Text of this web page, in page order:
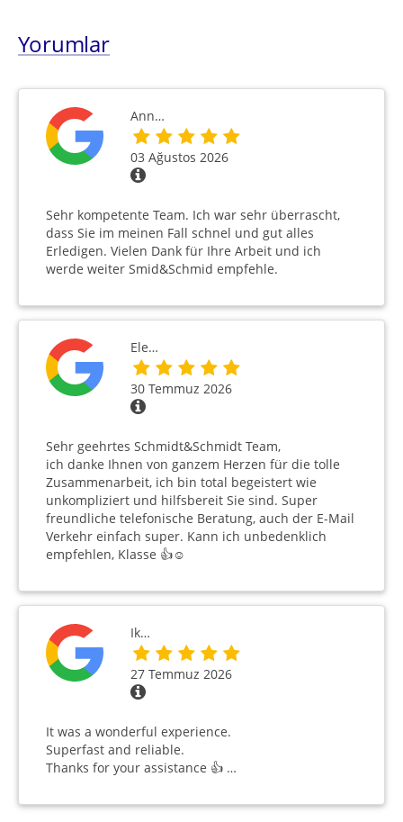
Yorumlar
Ann…
03 Ağustos 2026
Sehr kompetente Team. Ich war sehr überrascht,
dass Sie im meinen Fall schnel und gut alles
Erledigen. Vielen Dank für Ihre Arbeit und ich
werde weiter Smid&Schmid empfehle.
Ele…
30 Temmuz 2026
Sehr geehrtes Schmidt&Schmidt Team,
ich danke Ihnen von ganzem Herzen für die tolle
Zusammenarbeit, ich bin total begeistert wie
unkompliziert und hilfsbereit Sie sind. Super
freundliche telefonische Beratung, auch der E-Mail
Verkehr einfach super. Kann ich unbedenklich
empfehlen, Klasse 👍☺️
Ik…
27 Temmuz 2026
It was a wonderful experience.
Superfast and reliable.
Thanks for your assistance 👍 …